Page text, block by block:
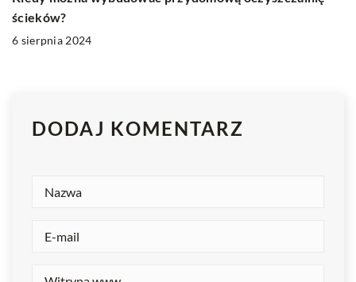
ścieków?
6 sierpnia 2024
DODAJ KOMENTARZ